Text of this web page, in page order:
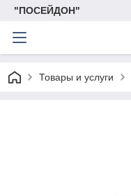
"ПОСЕЙДОН"
Товары и услуги